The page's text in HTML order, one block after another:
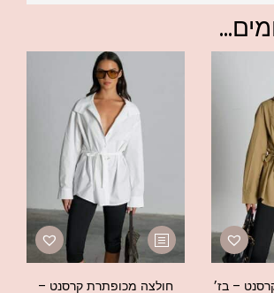
– בז׳
חולצה מכופתרת קרסנט –